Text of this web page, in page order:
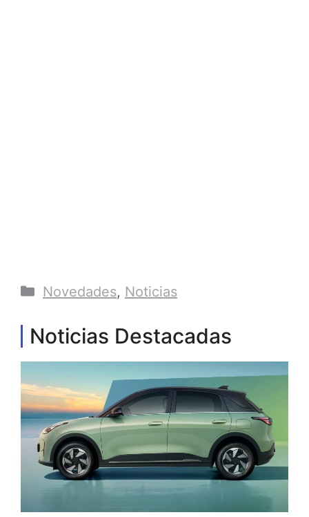
Categorías
Novedades, Noticias
Noticias Destacadas